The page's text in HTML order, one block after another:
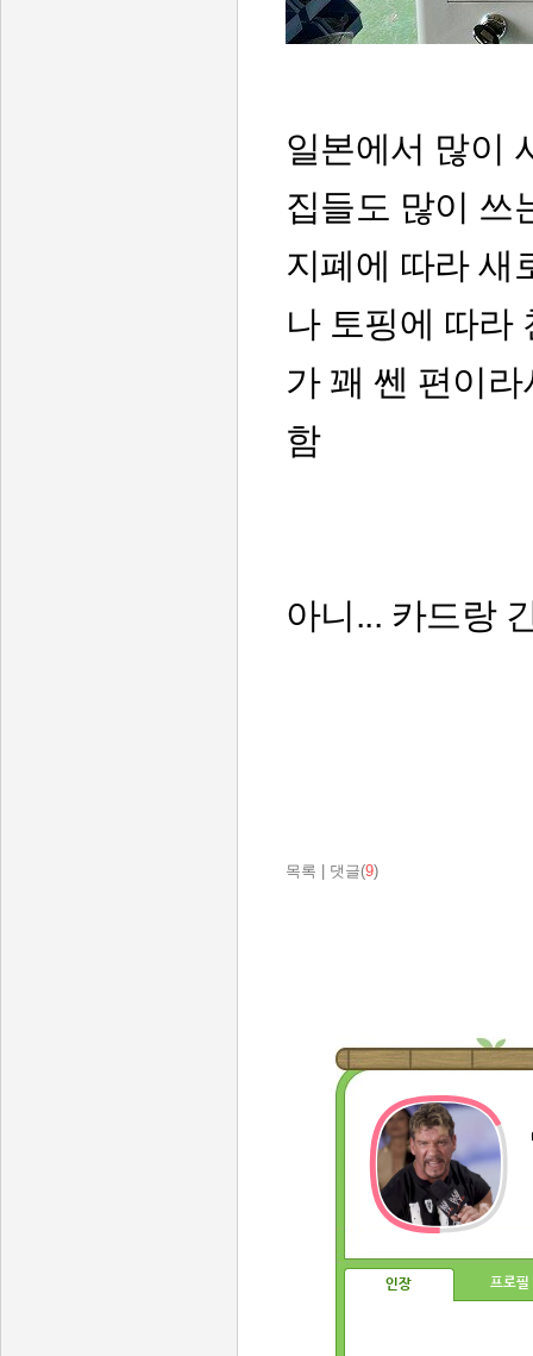
일본에서 많이
집들도 많이 쓰
지폐에 따라 새
나 토핑에 따라
가 꽤 쎈 편이
함
아니... 카드랑
목록 | 댓글(9)
인장 프로필